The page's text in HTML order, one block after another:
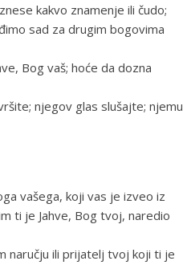
kakvo znamenje ili čudo;
sad za drugim bogovima
Bog vaš; hoće da dozna
njegov glas slušajte; njemu
vašega, koji vas je izveo iz
ti je Jahve, Bog tvoj, naredio
naručju ili prijatelj tvoj koji ti je